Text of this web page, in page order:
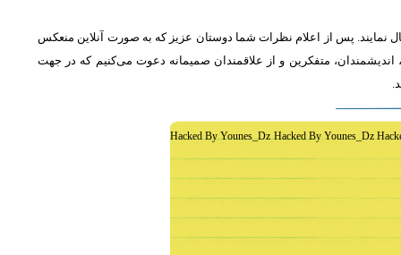
پس از اعلام نظرات شما دوستان عزیز که به صورت آنلاین منعکس
متفکرین و از علاقمندان صمیمانه دعوت می‌کنیم که در جهت
Hacked By Younes_Dz Hacked By Younes_Dz